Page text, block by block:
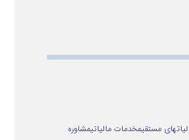
مستقیمخدمات مالیاتیمشاوره